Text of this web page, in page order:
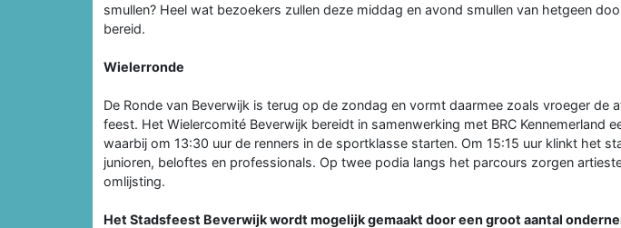
smullen? Heel wat bezoekers zullen deze middag en avond smullen van hetgeen
bereid.
Wielerronde
De Ronde van Beverwijk is terug op de zondag en vormt daarmee zoals vroeger de
feest. Het Wielercomité Beverwijk bereidt in samenwerking met BRC Kennemerland
waarbij om 13:30 uur de renners in de sportklasse starten. Om 15:15 uur klinkt het
junioren, beloftes en professionals. Op twee podia langs het parcours zorgen
omlijsting.
Het Stadsfeest Beverwijk wordt mogelijk gemaakt door een groot aantal